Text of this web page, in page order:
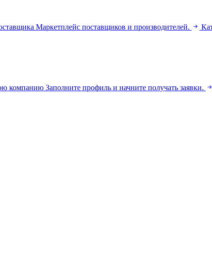
Маркетплейс поставщиков и производителей.
компанию Заполните профиль и начните получать заявки.